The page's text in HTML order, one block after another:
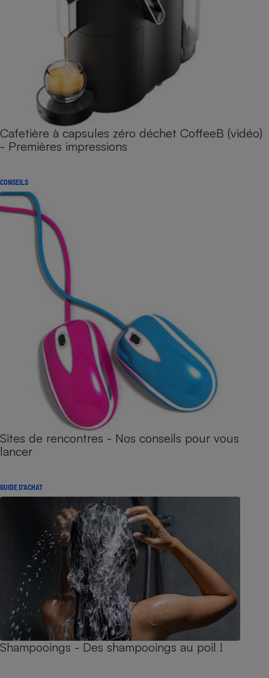
Cafetière à capsules zéro déchet CoffeeB (vidéo)
- Premières impressions
CONSEILS
Sites de rencontres - Nos conseils pour vous
lancer
GUIDE D'ACHAT
Shampooings - Des shampooings au poil !